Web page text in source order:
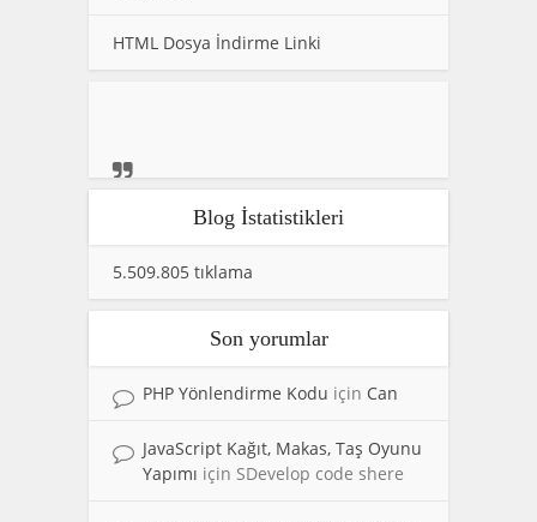
HTML Dosya İndirme Linki
Blog İstatistikleri
5.509.805 tıklama
Son yorumlar
PHP Yönlendirme Kodu için Can
JavaScript Kağıt, Makas, Taş Oyunu
Yapımı için SDevelop code shere